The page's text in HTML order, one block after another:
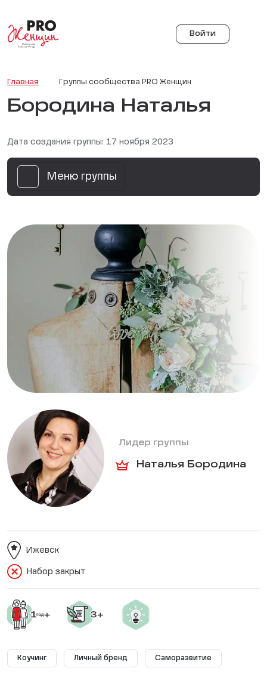
Войти
Главная Группы сообщества PRO Женщин
Бородина Наталья
Дата создания группы: 17 ноября 2023
Меню группы
Лидер группы
Наталья Бородина
Набор закрыт
Ижевск
Коучинг Личный бренд Саморазвитие